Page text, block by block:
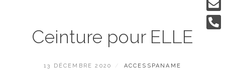
Ceinture pour ELLE
POSTED
13 DÉCEMBRE 2020 BY
ACCESSPANAME